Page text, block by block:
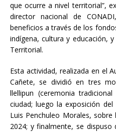
que ocurre a nivel territorial”,
director nacional de
beneficios a través de los
indígena, cultura y educación,
Territorial.
Esta actividad, realizada en el
Cañete, se dividió en tres
llellipun (ceremonia
ciudad; luego la exposición
Luis Penchuleo Morales,
2024; y finalmente, se